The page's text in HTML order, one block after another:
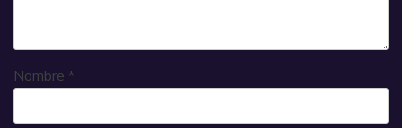
Nombre *